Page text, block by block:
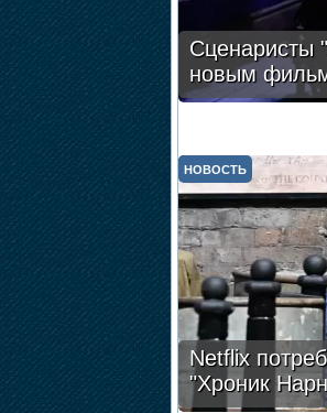
Сценаристы
новым
Netflix
"Хроник
НОВОСТЬ